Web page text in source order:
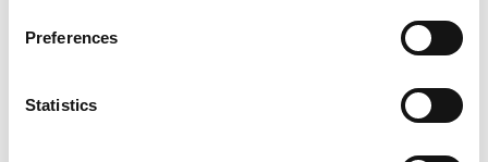
Preferences
Statistics
- Cappuccio rosso per sfiato manuale in PA 6 rinforzato
- Cappuccio nero per sfiato automatico in PA 6 rinforzato
- Galleggiante in PP